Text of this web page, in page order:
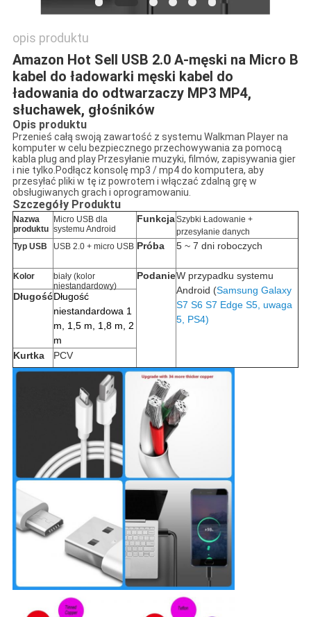
opis produktu
Amazon Hot Sell USB 2.0 A-męski na Micro B
kabel do ładowarki męski kabel do
ładowania do odtwarzaczy MP3 MP4,
słuchawek, głośników
Opis produktu
Przenieś całą swoją zawartość z systemu Walkman Player na
komputer w celu bezpiecznego przechowywania za pomocą
kabla plug and play Przesyłanie muzyki, filmów, zapisywania gier
i nie tylko.Podłącz konsolę mp3 / mp4 do komputera, aby
przesyłać pliki w tę iz powrotem i włączać zdalną grę w
obsługiwanych grach i oprogramowaniu.
Szczegóły Produktu
Nazwa
produktu
Micro USB dla
systemu Android
FunkcjaSzybki Ładowanie +
przesyłanie danych
Typ USB
USB 2.0 + micro USB Próba 5 ~ 7 dni roboczych
Kolor
biały (kolor
niestandardowy)
PodanieW przypadku systemu
Android (Samsung Galaxy
S7 S6 S7 Edge S5, uwaga
5, PS4)
DługośćDługość
niestandardowa 1
m, 1,5 m, 1,8 m, 2
m
Kurtka
PCV